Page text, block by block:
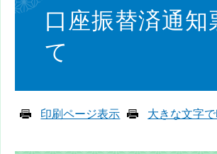
文
口座振替済通
て
印刷ページ表示 大きな文字